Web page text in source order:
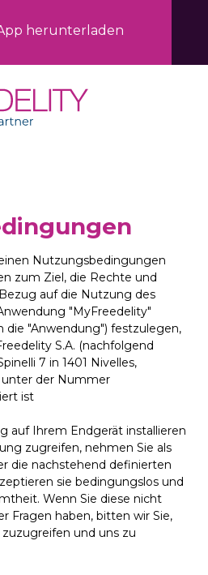
herunterladen
Nutzungsbedingungen
zum Ziel, die Rechte und
auf die Nutzung des
"MyFreedelity"
die "Anwendung") festzulegen,
S.A. (nachfolgend
7 in 1401 Nivelles,
der Nummer
ist
auf Ihrem Endgerät installieren
zugreifen, nehmen Sie als
die nachstehend definierten
sie bedingungslos und
Wenn Sie diese nicht
Fragen haben, bitten wir Sie,
und uns zu